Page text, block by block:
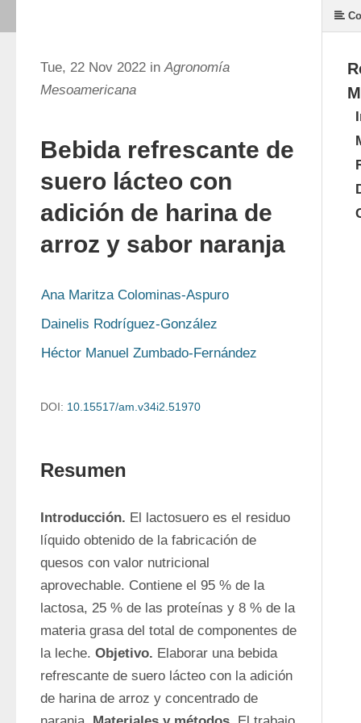
Tue, 22 Nov 2022 inAgronomía
Mesoamericana
Bebida refrescante de
suero lácteo con
adición de harina de
arroz y sabor naranja
Ana Maritza Colominas-Aspuro
Dainelis Rodríguez-González
Héctor Manuel Zumbado-Fernández
DOI: 10.15517/am.v34i2.51970
Resumen
Introducción. El lactosuero es el residuo
líquido obtenido de la fabricación de
quesos con valor nutricional
aprovechable. Contiene el 95 % de la
lactosa, 25 % de las proteínas y 8 % de la
materia grasa del total de componentes de
la leche. Objetivo. Elaborar una bebida
refrescante de suero lácteo con la adición
de harina de arroz y concentrado de